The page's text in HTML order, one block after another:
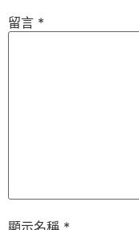
留言 *
顯示名稱 *